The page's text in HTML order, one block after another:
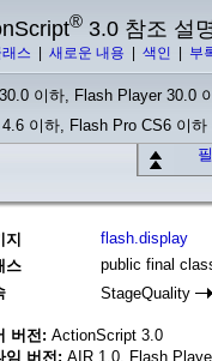
® 3.0 참조 설
래스 새로운 내용 색인 부
이하, Flash Player 30.0
4.6 이하, Flash Pro CS6 이하
지
flash.display
스
public final
StageQuality
버전: ActionScript 3.0
임 버전: AIR 1.0, Flash